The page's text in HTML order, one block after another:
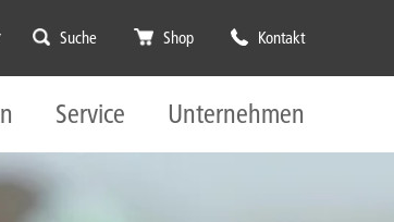
Suche Shop Kontakt
Service Unternehmen